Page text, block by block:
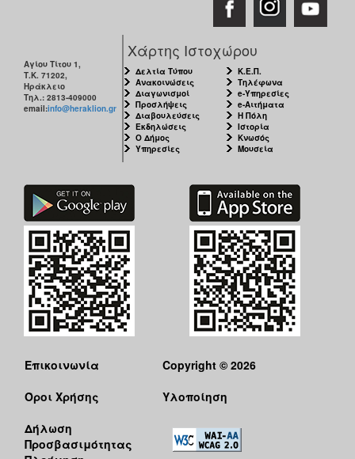
Αγίου Τίτου 1,
Τ.Κ. 71202,
Ηράκλειο
Τηλ.: 2813-409000
email:info@heraklion.gr
Χάρτης Ιστοχώρου
Δελτία Τύπου
Ανακοινώσεις
Διαγωνισμοί
Προσλήψεις
Διαβουλεύσεις
Εκδηλώσεις
Ο Δήμος
Υπηρεσίες
Κ.Ε.Π.
Τηλέφωνα
e-Υπηρεσίες
e-Αιτήματα
Η Πόλη
Ιστορία
Κνωσός
Μουσεία
Επικοινωνία
Όροι Χρήσης
Δήλωση
Προσβασιμότητας
Copyright © 2026
Υλοποίηση